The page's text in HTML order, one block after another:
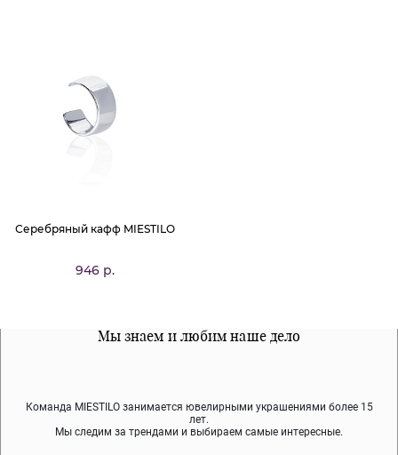
Серебряный кафф MIESTILO
946 р.
Мы знаем и любим наше дело
Команда MIESTILO занимается ювелирными украшениями более 15
лет.
Мы следим за трендами и выбираем самые интересные.
Все наши материалы гипоалергенны
Мы используем покрытие (родий, ювелирный сплав), которое не
содержит никеля и свинца — это исключает аллергию.
Примерка перед покупкой
Во время доставки спокойно примеряйте украшения, выбирайте те,
что вам нравятся, остальные заберёт курьер.